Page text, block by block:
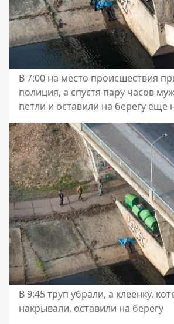
В 7:00 на место происшествия
полиция, а спустя пару часов
петли и оставили на берегу еще
В 9:45 труп убрали, а клеенку,
накрывали, оставили на берегу